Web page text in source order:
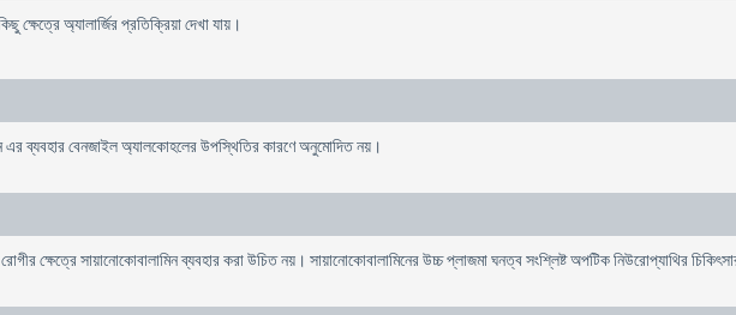
ক্ষেত্রে অ্যালার্জির প্রতিক্রিয়া দেখা যায়।
ব্যবহার বেনজাইল অ্যালকোহলের উপস্থিতির কারণে অনুমোদিত নয়।
ক্ষেত্রে সায়ানোকোবালামিন ব্যবহার করা উচিত নয়। সায়ানোকোবালামিনের উচ্চ প্লাজমা ঘনত্ব সংশ্লিষ্ট অপটিক নিউরোপ্যাথির